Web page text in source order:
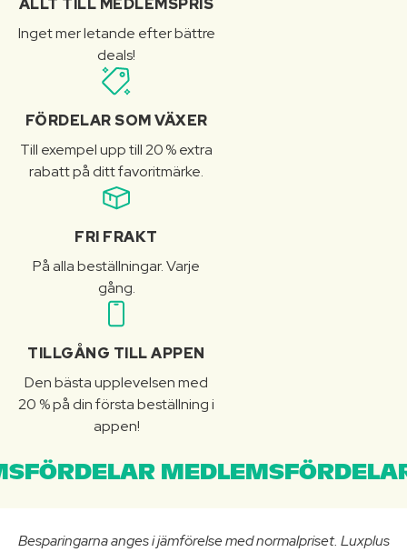
ALLT TILL MEDLEMSPRIS
Inget mer letande efter bättre
deals!
FÖRDELAR SOM VÄXER
Till exempel upp till 20 % extra
rabatt på ditt favoritmärke.
FRI FRAKT
På alla beställningar. Varje
gång.
TILLGÅNG TILL APPEN
Den bästa upplevelsen med
20 % på din första beställning i
appen!
Besparingarna anges i jämförelse med normalpriset. Luxplus